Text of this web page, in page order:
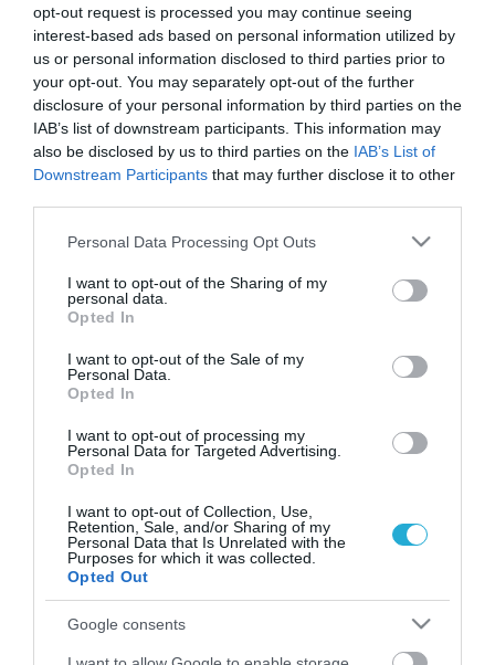
opt-out request is processed you may continue seeing
interest-based ads based on personal information utilized by
us or personal information disclosed to third parties prior to
your opt-out. You may separately opt-out of the further
disclosure of your personal information by third parties on the
IAB’s list of downstream participants. This information may
also be disclosed by us to third parties on the IAB’s List of
Downstream Participants that may further disclose it to other
Please note that this website/app uses one or more Google
not limited to your visit or usage behaviour. You may click to
grant or deny consent to Google and its third-party tags to
use your data for below specified purposes in below Google
consent section.
Personal Data Processing Opt Outs
I want to opt-out of the Sharing of my
personal data.
Opted In
I want to opt-out of the Sale of my
Personal Data.
Opted In
I want to opt-out of processing my
Personal Data for Targeted Advertising.
Opted In
I want to opt-out of Collection, Use,
Retention, Sale, and/or Sharing of my
Personal Data that Is Unrelated with the
Purposes for which it was collected.
Opted Out
Google consents
ΔΙΑΤΡΟΦΗ
Δείτε ποιο ελαιόλαδο πρέπει να αποφεύγετε
να αγοράζετε: Ποιος είναι ο λόγος
Τι πρέπει να προσέχετε
24.01.2025 17:27
ΝΕΟΠΛΑΣΙΕΣ
Σοκ: 10 τρόποι δολοφονίας μας… με καρκίνο!
Η επιδημία των καρκίνων είναι μια δολοφονική λειτουργία και
μια κίνηση από τον λεγόμενο κόσμο της ελίτ για να